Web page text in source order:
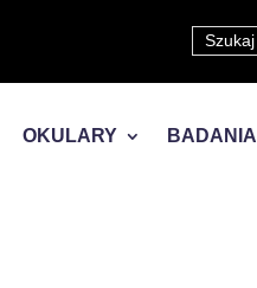
OKULARY BADANIA